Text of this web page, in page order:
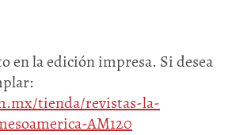
en la edición impresa. Si desea
tienda/revistas-la-
AM120